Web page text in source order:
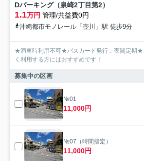
Dパーキング（泉崎2丁目第2）
1.1万円 管理/共益費0円
沖縄都市モノレール「壺川」駅 徒歩9分
★満車時利用不可★パスカード発行：夜間定期★
く利用する方にはおすすめです！
募集中の区画
№01
11,000円
№07（時間指定）
11,000円